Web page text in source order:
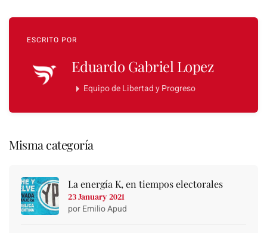
ESCRITO POR
Eduardo Gabriel Lopez
Equipo de Libertad y Progreso
Misma categoría
La energía K, en tiempos electorales
23 January 2021
por Emilio Apud